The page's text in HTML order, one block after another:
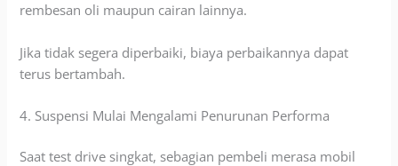
rembesan oli maupun cairan lainnya.
Jika tidak segera diperbaiki, biaya perbaikannya dapat
terus bertambah.
4. Suspensi Mulai Mengalami Penurunan Performa
Saat test drive singkat, sebagian pembeli merasa mobil